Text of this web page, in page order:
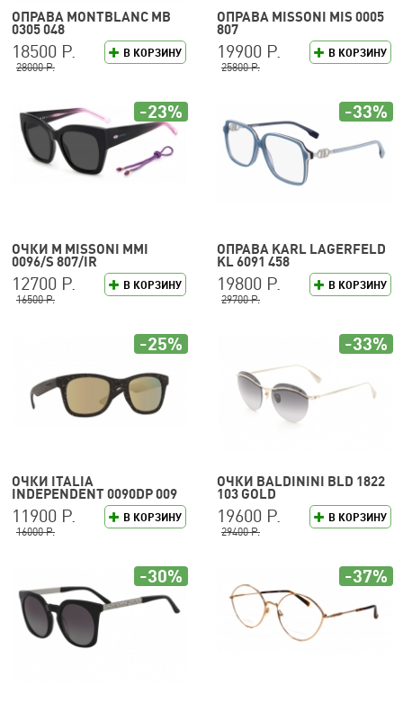
ОПРАВА MONTBLANC MB
0305 048
В КОРЗИНУ
18500 Р.
28000 Р.
ОПРАВА MISSONI MIS 0005
807
В КОРЗИНУ
19900 Р.
25800 Р.
ОЧКИ M MISSONI MMI
0096/S 807/IR
В КОРЗИНУ
12700 Р.
16500 Р.
-23%
ОПРАВА KARL LAGERFELD
KL 6091 458
В КОРЗИНУ
19800 Р.
29700 Р.
-33%
ОЧКИ ITALIA
INDEPENDENT 0090DP 009
120
В КОРЗИНУ
11900 Р.
16000 Р.
-25%
ОЧКИ BALDININI BLD 1822
103 GOLD
В КОРЗИНУ
19600 Р.
29400 Р.
-33%
-30% -37%